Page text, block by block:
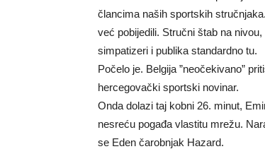
člancima naših sportskih
već pobijedili. Stručni štab na
simpatizeri i publika standardno tu.
Počelo je. Belgija ”neočekivano”
hercegovački sportski novinar.
Onda dolazi taj kobni 26. minut,
nesreću pogađa vlastitu mrežu.
se Eden čarobnjak Hazard.